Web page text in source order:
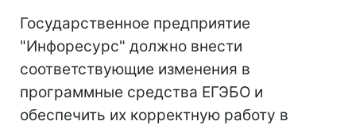
Государственное предприятие
"Инфоресурс" должно внести
соответствующие изменения в
программные средства ЕГЭБО и
обеспечить их корректную работу в